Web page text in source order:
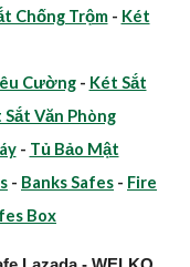
Chống Trộm- Két
Cường- Két Sắt
Sắt Văn Phòng
- Tủ Bảo Mật
- Banks Safes - Fire
Box